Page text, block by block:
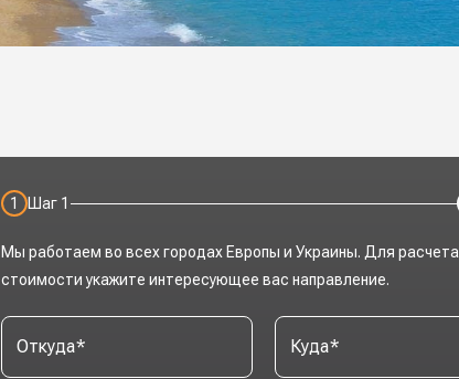
1 Шаг 1
Мы работаем во всех городах Европы и Украины. Для расчета
стоимости укажите интересующее вас направление.
Откуда* Куда*